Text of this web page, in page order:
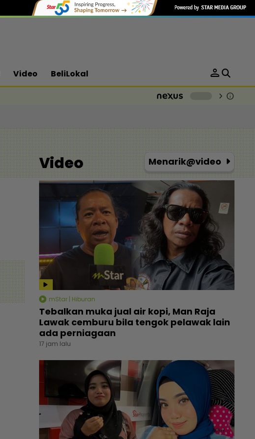
Video BeliLokal person
chevron_right info
Video Menarik@video
mStar | Hiburan
Tebalkan muka jual air kopi, Man Raja
Lawak cemburu bila tengok pelawak lain
ada perniagaan
17 jam lalu